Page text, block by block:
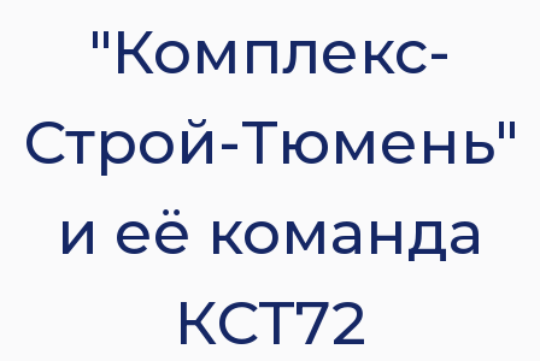
"Комплекс-
Строй-Тюмень"
и её команда
КСТ72